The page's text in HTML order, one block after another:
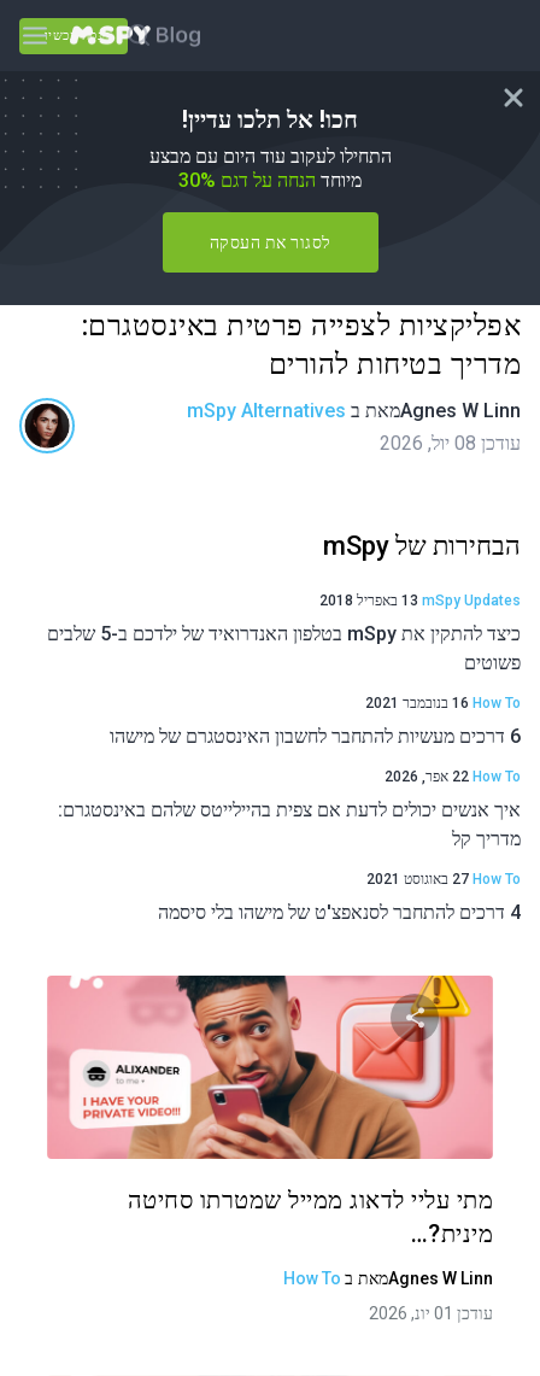
נסה עכשיו
חכו! אל תלכו עדיין!
התחילו לעקוב עוד היום עם מבצע
מיוחד הנחה על דגם 30%
לסגור את העסקה
אפליקציות לצפייה פרטית באינסטגרם:
מדריך בטיחות להורים
Agnes W Linnמאת ב mSpy Alternatives
עודכן 08 יול, 2026
הבחירות של mSpy
mSpy Updates 13 באפריל 2018
כיצד להתקין את mSpy בטלפון האנדרואיד של ילדכם ב-5 שלבים
פשוטים
How To 16 בנובמבר 2021
6 דרכים מעשיות להתחבר לחשבון האינסטגרם של מישהו
How To 22 אפר, 2026
איך אנשים יכולים לדעת אם צפית בהיילייטס שלהם באינסטגרם:
מדריך קל
How To 27 באוגוסט 2021
4 דרכים להתחבר לסנאפצ'ט של מישהו בלי סיסמה
שתף מאמר זה
מתי עליי לדאוג ממייל שמטרתו סחיטה
מינית?…
Agnes W Linnמאת ב How To
עודכן 01 יונ, 2026